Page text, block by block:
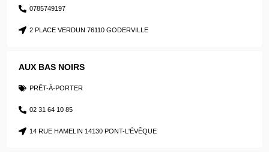
0785749197
2 PLACE VERDUN 76110 GODERVILLE
AUX BAS NOIRS
PRÊT-À-PORTER
02 31 64 10 85
14 RUE HAMELIN 14130 PONT-L'ÉVÊQUE